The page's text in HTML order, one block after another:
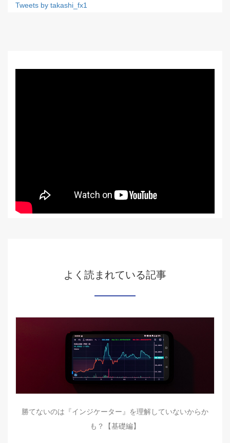
Tweets by takashi_fx1
よく読まれている記事
勝てないのは『インジケーター』を理解していないからか
も？【基礎編】